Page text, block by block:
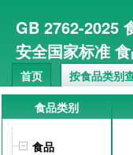
GB 2762-2025
安全国家标准
中污染物限量 (
实施)
首页 按食品类别
食品类别
食品